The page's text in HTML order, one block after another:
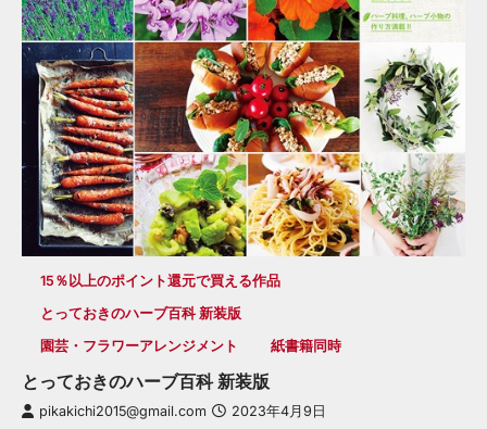
15％以上のポイント還元で買える作品
とっておきのハーブ百科 新装版
園芸・フラワーアレンジメント
紙書籍同時
とっておきのハーブ百科 新装版
pikakichi2015@gmail.com 2023年4月9日